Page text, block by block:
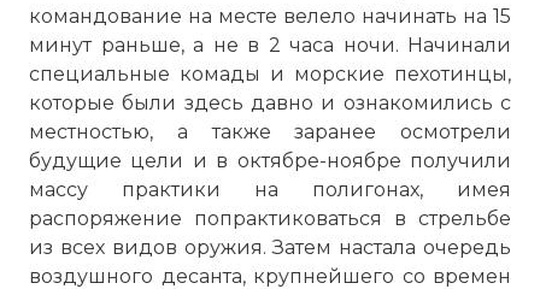
командование на месте велело начинать на 15
минут раньше, а не в 2 часа ночи. Начинали
специальные комады и морские пехотинцы,
которые были здесь давно и ознакомились с
местностью, а также заранее осмотрели
будущие цели и в октябре-ноябре получили
массу практики на полигонах, имея
распоряжение попрактиковаться в стрельбе
из всех видов оружия. Затем настала очередь
воздушного десанта, крупнейшего со времен